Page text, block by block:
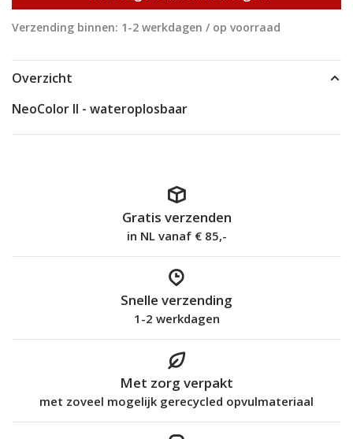
Verzending binnen: 1-2 werkdagen / op voorraad
Overzicht
NeoColor II - wateroplosbaar
Gratis verzenden
in NL vanaf € 85,-
Snelle verzending
1-2 werkdagen
Met zorg verpakt
met zoveel mogelijk gerecycled opvulmateriaal